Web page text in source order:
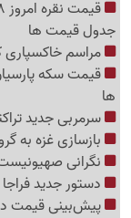
جدول قیمت ها
مراسم خاکسپاری
ها
سرمربی جدید
بازسازی غزه به
نگرانی
دستور جدید
پیش‌بینی قیمت دلار دوشنبه 19